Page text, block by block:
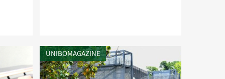
che
chi si è occupato degli altri e dei beni
comuni nel corso degli ultimi mesi e
in piena emergenza COVID-19. Un
UNIBOMAGAZINE